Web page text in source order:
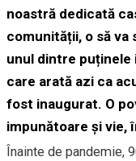
noastră dedicată
comunității, o să va
unul dintre puținele
care arată azi ca
fost inaugurat. O
impunătoare și vie,
Înainte de pandemie,